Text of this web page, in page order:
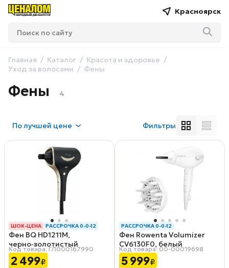
Красноярск
Главная Каталог
Красота и здоровье
Уход за волосами
Фены
Фены 4
Получшей цене Фильтры
ШОК-ЦЕНА РАССРОЧКА 0-0-12
Фен BQ HD1211M,
черно‑золотистый
Код товара: ГЛ000167990
2 499₽
РАССРОЧКА 0-0-12
Фен Rowenta Volumizer
CV6130F0, белый
Код товара: 00-00019698
5 999₽